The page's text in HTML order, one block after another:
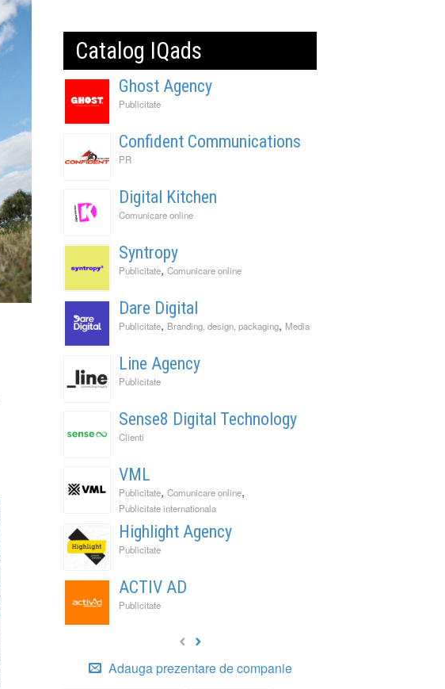
Catalog IQads
Ghost Agency
Publicitate
Confident Communications
PR
Digital Kitchen
Comunicare online
Syntropy
Publicitate, Comunicare online
Dare Digital
Publicitate, Branding, design, packaging, Media
Line Agency
Publicitate
Sense8 Digital Technology
Clienti
VML
Publicitate, Comunicare online,
Publicitate internationala
Highlight Agency
Publicitate
ACTIV AD
Publicitate
Adauga prezentare de companie